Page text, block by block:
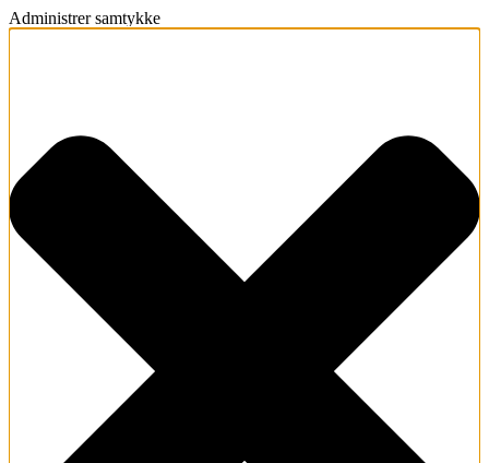
Administrer samtykke